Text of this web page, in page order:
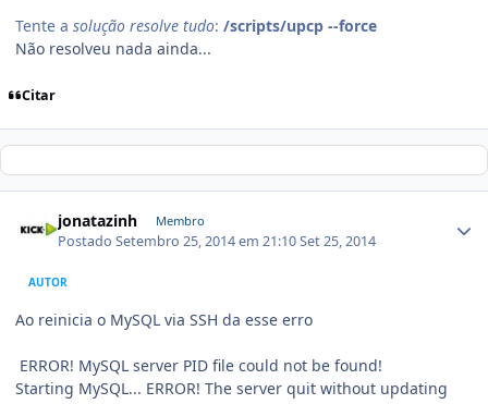
Tente a solução resolve tudo: /scripts/upcp --force
Não resolveu nada ainda...
Citar
jonatazinh Membro
PostadoSetembro 25, 2014 em 21:10Set 25, 2014
AUTOR
Ao reinicia o MySQL via SSH da esse erro
ERROR! MySQL server PID file could not be found!
Starting MySQL... ERROR! The server quit without updating